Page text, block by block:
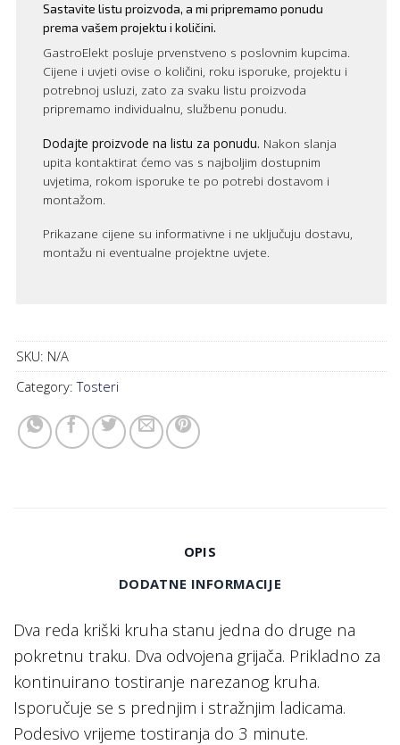
Sastavite listu proizvoda, a mi pripremamo ponudu
prema vašem projektu i količini.
GastroElekt posluje prvenstveno s poslovnim kupcima.
Cijene i uvjeti ovise o količini, roku isporuke, projektu i
potrebnoj usluzi, zato za svaku listu proizvoda
pripremamo individualnu, službenu ponudu.
Dodajte proizvode na listu za ponudu. Nakon slanja
upita kontaktirat ćemo vas s najboljim dostupnim
uvjetima, rokom isporuke te po potrebi dostavom i
montažom.
Prikazane cijene su informativne i ne uključuju dostavu,
montažu ni eventualne projektne uvjete.
SKU: N/A
Category:Tosteri
OPIS
DODATNE INFORMACIJE
Dva reda kriški kruha stanu jedna do druge na
pokretnu traku. Dva odvojena grijača. Prikladno za
kontinuirano tostiranje narezanog kruha.
Isporučuje se s prednjim i stražnjim ladicama.
Podesivo vrijeme tostiranja do 3 minute.